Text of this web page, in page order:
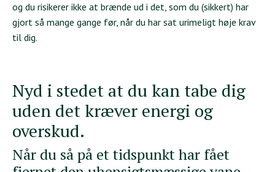
og du risikerer ikke at brænde ud i det, som du (sikkert) har
gjort så mange gange før, når du har sat urimeligt høje krav
til dig.
Nyd i stedet at du kan tabe dig
uden det kræver energi og
overskud.
Når du så på et tidspunkt har fået